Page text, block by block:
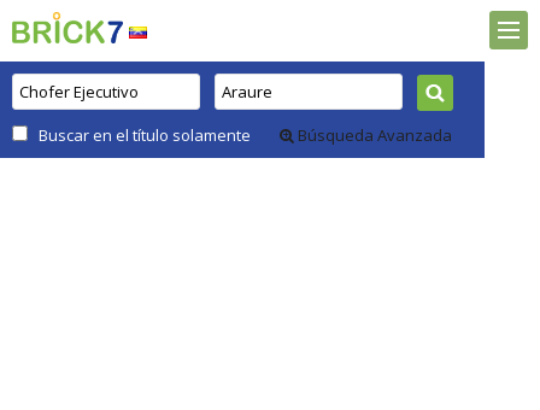
Buscar en el título solamente Búsqueda Avanzada